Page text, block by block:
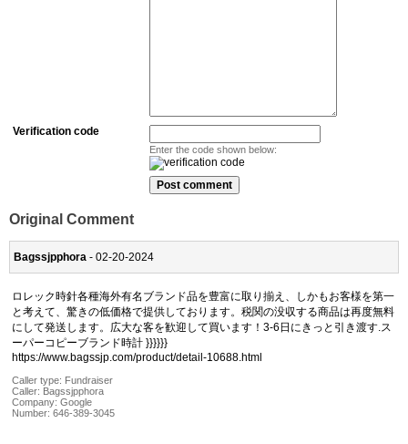
Verification code
Enter the code shown below:
Original Comment
Bagssjpphora - 02-20-2024
ロレック時針各種海外有名ブランド品を豊富に取り揃え、しかもお客様を第一
と考えて、驚きの低価格で提供しております。税関の没収する商品は再度無料
にして発送します。広大な客を歓迎して買います！3-6日にきっと引き渡す.ス
ーパーコピーブランド時計 }}}}}}
https://www.bagssjp.com/product/detail-10688.html
Caller type: Fundraiser
Caller: Bagssjpphora
Company: Google
Number: 646-389-3045